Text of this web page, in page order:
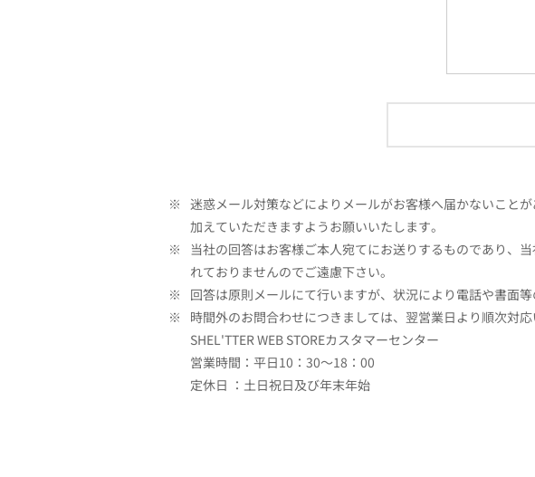
※ 迷惑メール対策などによりメールがお客様へ届かないこと
加えていただきますようお願いいたします。
※
当社の回答はお客様ご本人宛てにお送りするものであり、
れておりませんのでご遠慮下さい。
※
回答は原則メールにて行いますが、状況により電話や書面
※
時間外のお問合わせにつきましては、翌営業日より順次対応
SHEL'TTER WEB STOREカスタマーセンター
営業時間：平日10：30～18：00
定休日 ：土日祝日及び年末年始